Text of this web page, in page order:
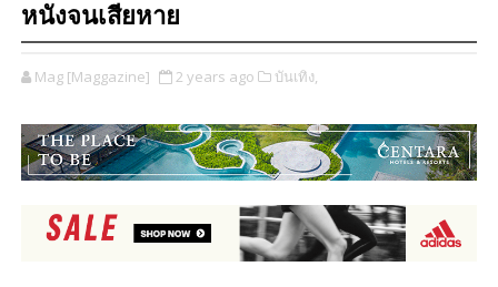
หนังจนเสียหาย
Mag [Maggazine] 2 years ago บันเทิง,